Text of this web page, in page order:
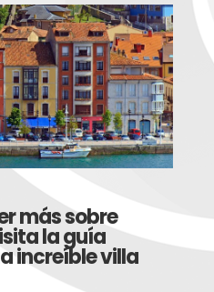
más sobre
la guía
increíble villa